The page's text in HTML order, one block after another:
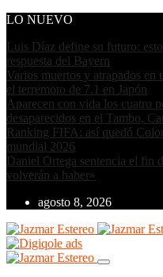
LO NUEVO
Luis Díaz define su futuro:
respuesta del Bayern
Varios muertos y atrapados
el terremoto de 7.1 en Japón
Aparecen con vida los cuatro
desaparecidos en el Tambo,
Ranking FIFA: así quedó
mundial 2026
Daniel Ortega sentencia el fin
volverán a haber»
agosto 8, 2026